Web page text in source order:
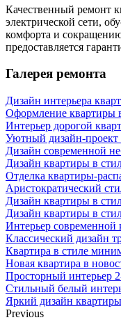
Качественный ремонт
электрической сети,
комфорта и
предоставляется
Галерея ремонта
Дизайн интерьера
Оформление квартиры
Интерьер дорогой
Уютный дизайн-
Дизайн современной
Дизайн квартиры в
Отделка квартиры-
Аристократический
Дизайн квартиры в
Дизайн квартиры в
Интерьер современной
Классический дизайн
Квартира в стиле
Новая квартира в
Просторный интерьер
Стильный белый
Яркий дизайн квартиры
Previous